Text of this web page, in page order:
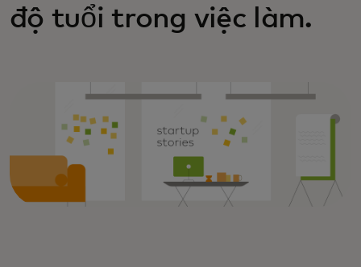
độ tuổi trong việc làm.